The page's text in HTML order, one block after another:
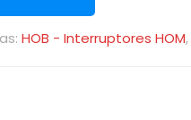
HOB - Interruptores HOM,